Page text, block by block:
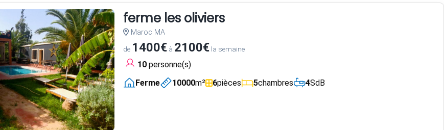
ferme les oliviers
Maroc MA
de 1400€à 2100€la semaine
10personne(s)
Ferme
10000m² 6pièces 5chambres 4SdB